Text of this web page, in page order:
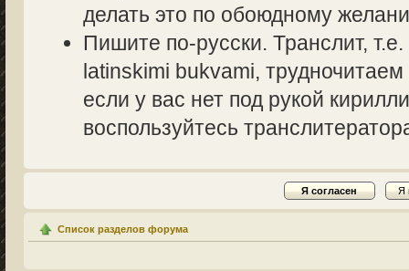
делать это по обоюдному
Пишите по-русски. Транслит,
latinskimi bukvami,
если у вас нет под рукой
воспользуйтесь
Список разделов форума